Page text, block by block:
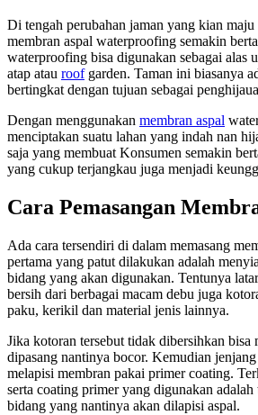
Di tengah perubahan jaman yang kian
membran aspal waterproofing semakin
waterproofing bisa digunakan sebagai alas
atap atau roofgarden. Taman ini biasanya
bertingkat dengan tujuan sebagai
Dengan menggunakan membran aspal
menciptakan suatu lahan yang indah nan
saja yang membuat Konsumen semakin
yang cukup terjangkau juga menjadi
Cara Pemasangan
Ada cara tersendiri di dalam memasang
pertama yang patut dilakukan adalah
bidang yang akan digunakan. Tentunya
bersih dari berbagai macam debu juga
paku, kerikil dan material jenis lainnya.
Jika kotoran tersebut tidak dibersihkan bisa
dipasang nantinya bocor. Kemudian
melapisi membran pakai primer coating.
serta coating primer yang digunakan
bidang yang nantinya akan dilapisi aspal.